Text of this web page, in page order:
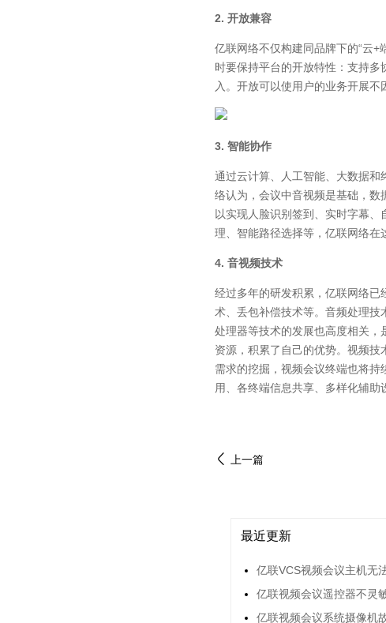
2. 开放兼容
亿联网络不仅构建同品牌下的“云
时要保持平台的开放特性：支持
入。开放可以使用户的业务开展不
3. 智能协作
通过云计算、人工智能、大数据和
络认为，会议中音视频是基础，
以实现人脸识别签到、实时字幕
理、智能路径选择等，亿联网络在
4. 音视频技术
经过多年的研发积累，亿联网络
术、丢包补偿技术等。音频处理
处理器等技术的发展也高度相关
资源，积累了自己的优势。视频
需求的挖掘，视频会议终端也将
用、各终端信息共享、多样化辅助
上一篇
最近更新
亿联VCS视频会议主机无
亿联视频会议遥控器不灵
亿联视频会议系统摄像机